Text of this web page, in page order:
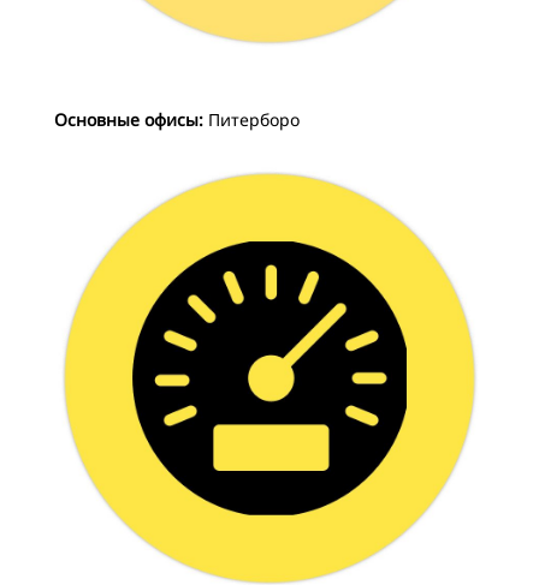
Основные офисы: Питерборо